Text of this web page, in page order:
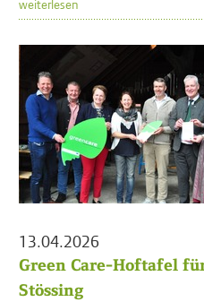
weiterlesen
13.04.2026
Green Care-Hoftafel
Stössing